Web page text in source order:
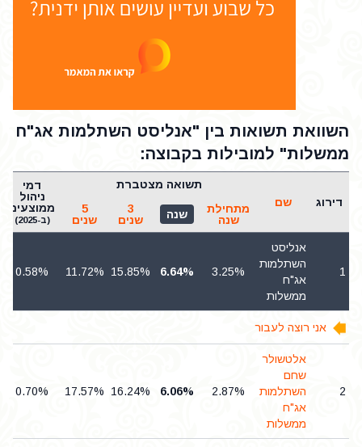
השוואת תשואות בין "אנליסט השתלמות אג"ח
ממשלות" למובילות בקבוצה:
דירוג שם
תשואה מצטברת
דמי
ניהול
ממוצעים
(ב-2025)
מתחילת
שנה
שנה
3
שנים
5
שנים
1
אנליסט
השתלמות
אג"ח
ממשלות
3.25%
6.64%
15.85%
11.72%
0.58%
אני רוצה לעבור
2
אלטשולר
שחם
השתלמות
אג"ח
ממשלות
2.87%
6.06%
16.24%
17.57%
0.70%